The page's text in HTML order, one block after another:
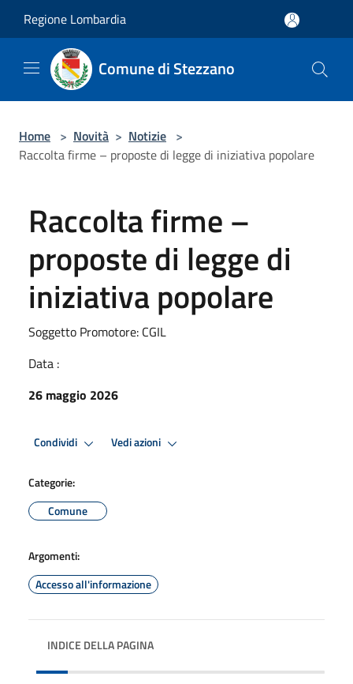
Regione Lombardia
Comune di Stezzano
Home > Novità > Notizie >
Raccolta firme – proposte di legge di iniziativa popolare
Raccolta firme –
proposte di legge di
iniziativa popolare
Soggetto Promotore: CGIL
Data :
26 maggio 2026
Condividi Vedi azioni
Categorie:
Comune
Argomenti:
Accesso all'informazione
INDICE DELLA PAGINA